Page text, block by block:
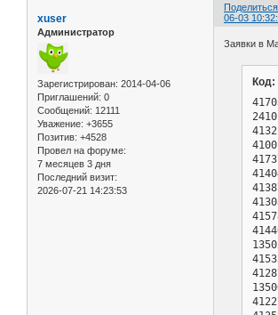
Поделиться
06-03
xuser
Администратор
Зарегистрирован: 2014-04-06
Приглашений: 0
Сообщений: 12111
Уважение: +3655
Позитив: +4528
Провел на форуме:
7 месяцев 3 дня
Последний визит:
2026-07-21 14:23:53
Заявки в
Код:
4170350        Popov, Ivan                                                  RUS M   GM                       2650  0   10 2643  0   20 2611  0   20 1990      
24101605       Artemiev, Vladislav                                          RUS M